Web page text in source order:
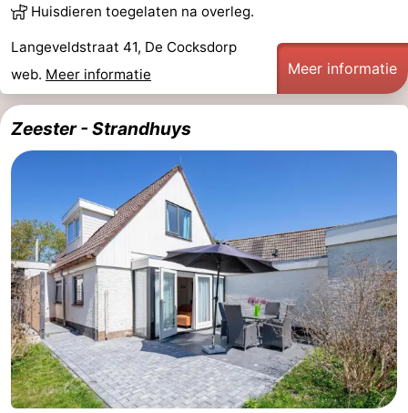
Huisdieren toegelaten na overleg.
Langeveldstraat 41, De Cocksdorp
web. Meer informatie Meer informatie
Zeester - Strandhuys